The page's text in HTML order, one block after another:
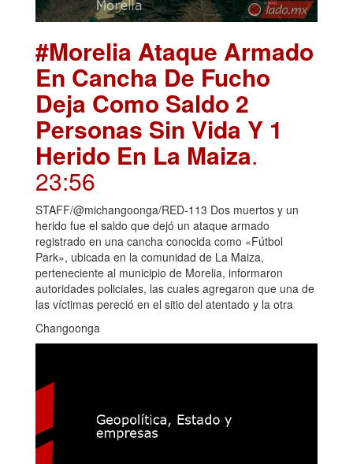
#Morelia Ataque Armado
En Cancha De Fucho
Deja Como Saldo 2
Personas Sin Vida Y 1
Herido En La Maiza.
23:56
STAFF/@michangoonga/RED-113 Dos muertos y un
herido fue el saldo que dejó un ataque armado
registrado en una cancha conocida como «Fútbol
Park», ubicada en la comunidad de La Maiza,
perteneciente al municipio de Morelia, informaron
autoridades policiales, las cuales agregaron que una de
las víctimas pereció en el sitio del atentado y la otra
Changoonga